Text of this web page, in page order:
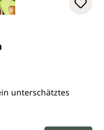
von 5 Sternen
unterschätztes